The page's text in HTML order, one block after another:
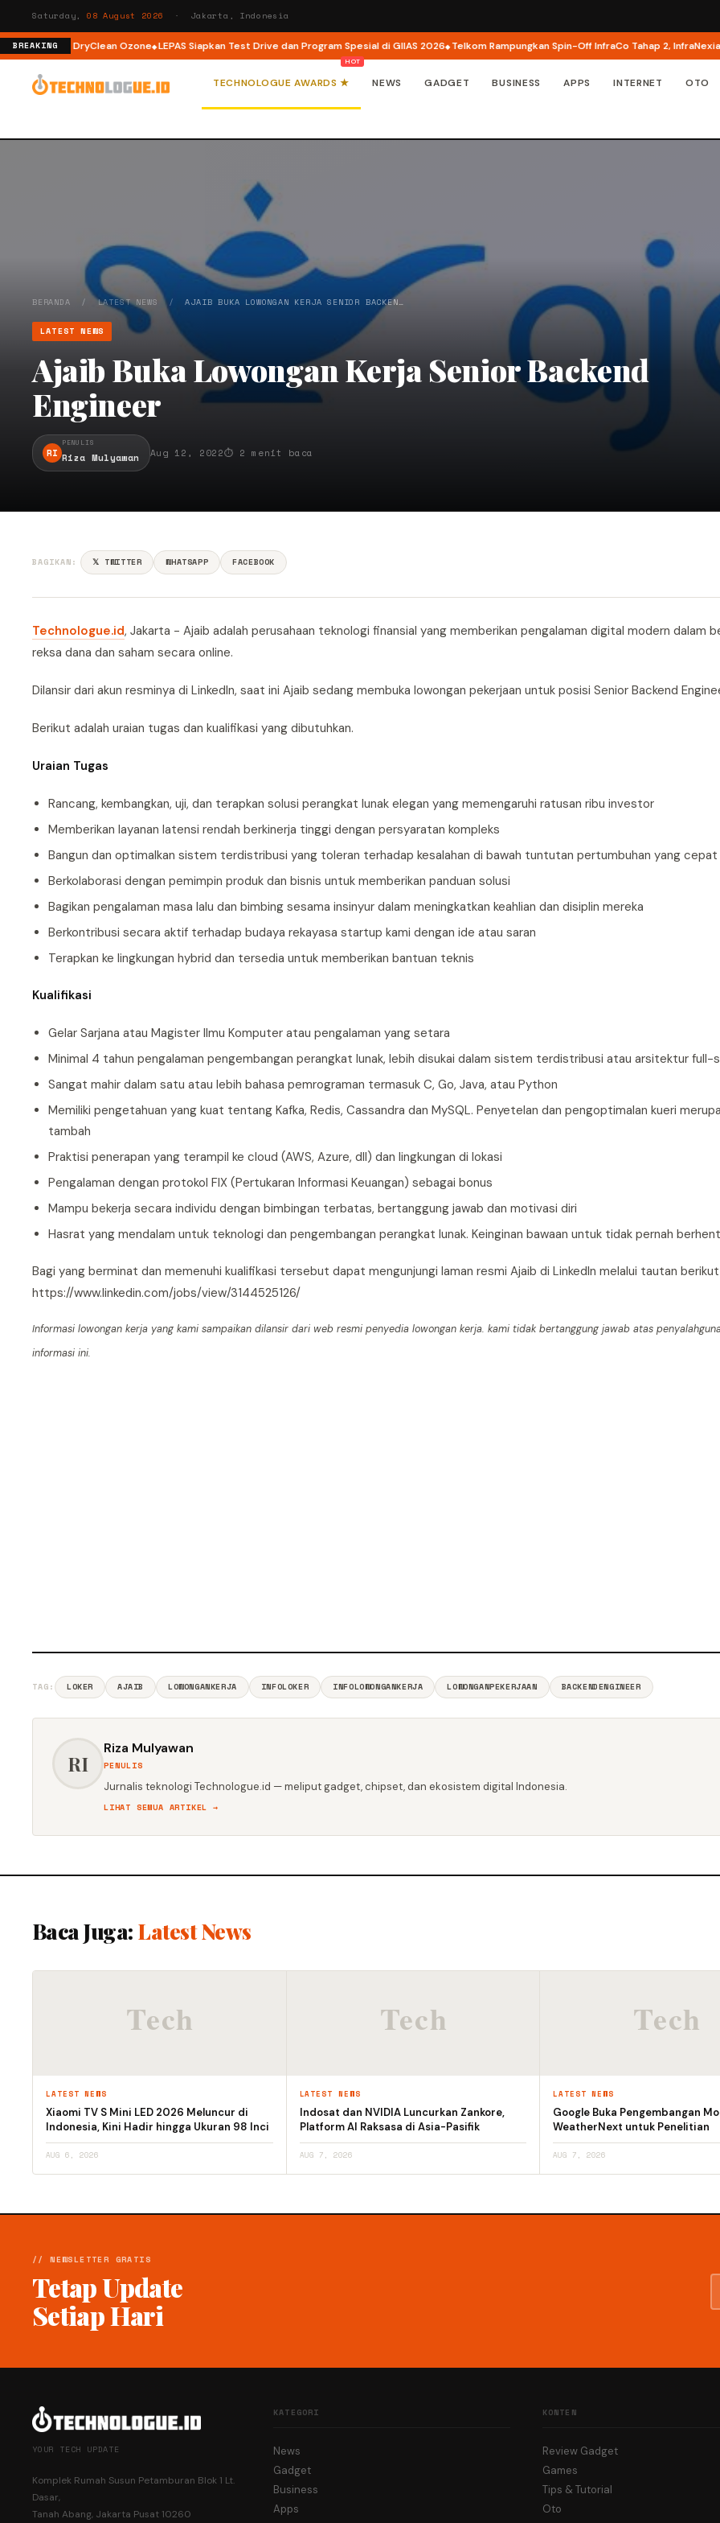
Saturday, 08 August 2026 · Jakarta, Indonesia
BREAKINGDryClean Ozone LEPAS Siapkan Test Drive dan Program Spesial di GIIAS 2026 Telkom Rampungkan Spin-Off InfraCo Tahap 2, InfraNexia
TECHNOLOGUE AWARDS ★ NEWS GADGET BUSINESS APPS INTERNET OTO
BERANDA /LATEST NEWS /AJAIB BUKA LOWONGAN KERJA SENIOR BACKEN…
LATEST NEWS
Ajaib Buka Lowongan Kerja Senior Backend
Engineer
RI
PENULIS
Riza Mulyawan Aug 12, 2022⏱ 2 menit baca
BAGIKAN: 𝕏 TWITTER WHATSAPP FACEBOOK
Technologue.id, Jakarta - Ajaib adalah perusahaan teknologi finansial yang memberikan pengalaman digital modern dalam
reksa dana dan saham secara online.
Dilansir dari akun resminya di LinkedIn, saat ini Ajaib sedang membuka lowongan pekerjaan untuk posisi Senior Backend
Berikut adalah uraian tugas dan kualifikasi yang dibutuhkan.
Uraian Tugas
Rancang, kembangkan, uji, dan terapkan solusi perangkat lunak elegan yang memengaruhi ratusan ribu investor
Memberikan layanan latensi rendah berkinerja tinggi dengan persyaratan kompleks
Bangun dan optimalkan sistem terdistribusi yang toleran terhadap kesalahan di bawah tuntutan pertumbuhan yang cepat
Berkolaborasi dengan pemimpin produk dan bisnis untuk memberikan panduan solusi
Bagikan pengalaman masa lalu dan bimbing sesama insinyur dalam meningkatkan keahlian dan disiplin mereka
Berkontribusi secara aktif terhadap budaya rekayasa startup kami dengan ide atau saran
Terapkan ke lingkungan hybrid dan tersedia untuk memberikan bantuan teknis
Kualifikasi
Gelar Sarjana atau Magister Ilmu Komputer atau pengalaman yang setara
Minimal 4 tahun pengalaman pengembangan perangkat lunak, lebih disukai dalam sistem terdistribusi atau arsitektur full-
Sangat mahir dalam satu atau lebih bahasa pemrograman termasuk C, Go, Java, atau Python
Memiliki pengetahuan yang kuat tentang Kafka, Redis, Cassandra dan MySQL. Penyetelan dan pengoptimalan kueri
tambah
Praktisi penerapan yang terampil ke cloud (AWS, Azure, dll) dan lingkungan di lokasi
Pengalaman dengan protokol FIX (Pertukaran Informasi Keuangan) sebagai bonus
Mampu bekerja secara individu dengan bimbingan terbatas, bertanggung jawab dan motivasi diri
Hasrat yang mendalam untuk teknologi dan pengembangan perangkat lunak. Keinginan bawaan untuk tidak pernah
Bagi yang berminat dan memenuhi kualifikasi tersebut dapat mengunjungi laman resmi Ajaib di LinkedIn melalui tautan berikut
https://www.linkedin.com/jobs/view/3144525126/
Informasi lowongan kerja yang kami sampaikan dilansir dari web resmi penyedia lowongan kerja. kami tidak bertanggung jawab atas
informasi ini.
TAG: LOKER AJAIB LOWONGANKERJA INFOLOKER INFOLOWONGANKERJA LOWONGANPEKERJAAN BACKENDENGINEER
RI
Riza Mulyawan
PENULIS
Jurnalis teknologi Technologue.id — meliput gadget, chipset, dan ekosistem digital Indonesia.
LIHAT SEMUA ARTIKEL →
Baca Juga: Latest News
LATEST NEWS
Xiaomi TV S Mini LED 2026 Meluncur di
Indonesia, Kini Hadir hingga Ukuran 98 Inci
AUG 6, 2026
LATEST NEWS
Indosat dan NVIDIA Luncurkan Zankore,
Platform AI Raksasa di Asia-Pasifik
AUG 7, 2026
LATEST NEWS
Google Buka Pengembangan
WeatherNext untuk Penelitian
AUG 7, 2026
// NEWSLETTER GRATIS
Tetap Update
Setiap Hari
YOUR TECH UPDATE
Komplek Rumah Susun Petamburan Blok 1 Lt.
Dasar,
Tanah Abang, Jakarta Pusat 10260
KATEGORI
News
Gadget
Business
Apps
KONTEN
Review Gadget
Games
Tips & Tutorial
Oto